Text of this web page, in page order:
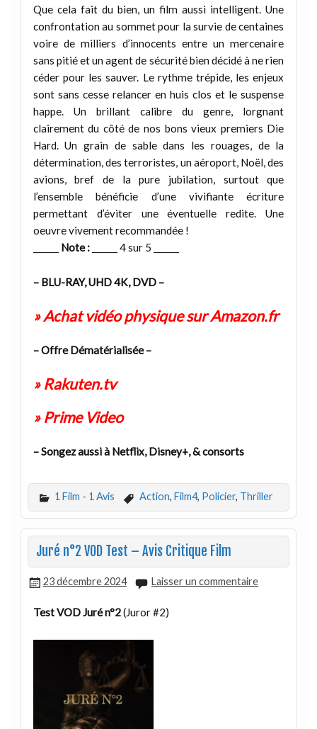
Que cela fait du bien, un film aussi intelligent. Une
confrontation au sommet pour la survie de centaines
voire de milliers d’innocents entre un mercenaire
sans pitié et un agent de sécurité bien décidé à ne rien
céder pour les sauver. Le rythme trépide, les enjeux
sont sans cesse relancer en huis clos et le suspense
happe. Un brillant calibre du genre, lorgnant
clairement du côté de nos bons vieux premiers Die
Hard. Un grain de sable dans les rouages, de la
détermination, des terroristes, un aéroport, Noël, des
avions, bref de la pure jubilation, surtout que
l’ensemble bénéficie d’une vivifiante écriture
permettant d’éviter une éventuelle redite. Une
oeuvre vivement recommandée !
Note :______ 4 sur 5 ______
– BLU-RAY, UHD 4K, DVD –
» Achat vidéo physique sur Amazon.fr
– Offre Dématérialisée –
» Rakuten.tv
» Prime Video
– Songez aussi à Netflix, Disney+, & consorts
1 Film - 1 Avis Action, Film4, Policier, Thriller
Juré n°2 VOD Test – Avis Critique Film
23 décembre 2024 Laisser un commentaire
Test VOD Juré n°2(Juror #2)